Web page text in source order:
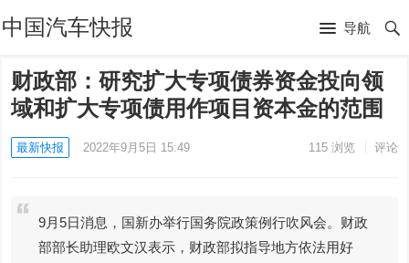
中国汽车快报 导航
财政部：研究扩大专项债券资金投向领
域和扩大专项债用作项目资本金的范围
最新快报 2022年9月5日 15:49 115浏览 评论
9月5日消息，国新办举行国务院政策例行吹风会。财政
部部长助理欧文汉表示，财政部拟指导地方依法用好